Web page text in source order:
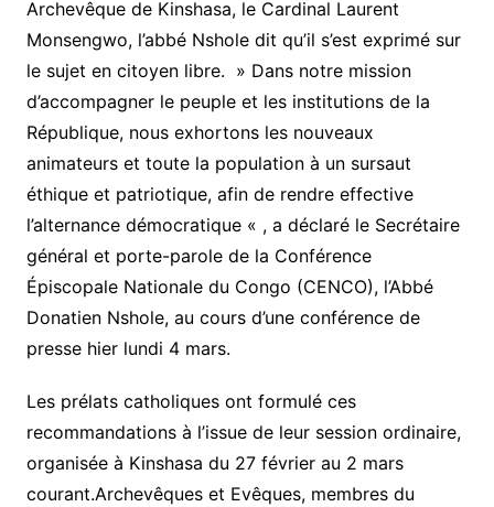
Archevêque de Kinshasa, le Cardinal Laurent
Monsengwo, l’abbé Nshole dit qu’il s’est exprimé sur
le sujet en citoyen libre. » Dans notre mission
d’accompagner le peuple et les institutions de la
République, nous exhortons les nouveaux
animateurs et toute la population à un sursaut
éthique et patriotique, afin de rendre effective
l’alternance démocratique « , a déclaré le Secrétaire
général et porte-parole de la Conférence
Épiscopale Nationale du Congo (CENCO), l’Abbé
Donatien Nshole, au cours d’une conférence de
presse hier lundi 4 mars.
Les prélats catholiques ont formulé ces
recommandations à l’issue de leur session ordinaire,
organisée à Kinshasa du 27 février au 2 mars
courant.Archevêques et Evêques, membres du